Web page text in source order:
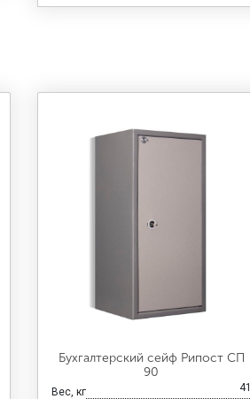
Бухгалтерский сейф Рипост СП
90
Вес, кг 41